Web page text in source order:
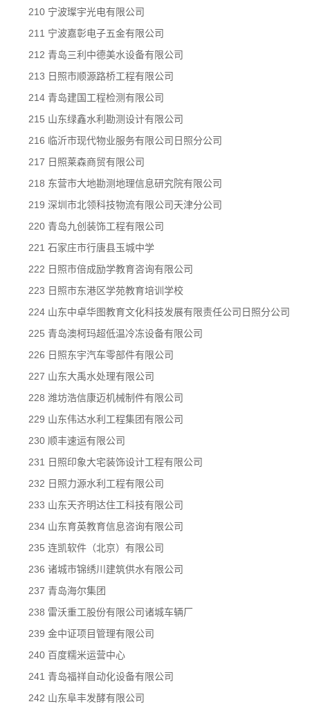
210 宁波璨宇光电有限公司
211 宁波嘉彰电子五金有限公司
212 青岛三利中德美水设备有限公司
213 日照市顺源路桥工程有限公司
214 青岛建国工程检测有限公司
215 山东绿鑫水利勘测设计有限公司
216 临沂市现代物业服务有限公司日照分公司
217 日照莱森商贸有限公司
218 东营市大地勘测地理信息研究院有限公司
219 深圳市北领科技物流有限公司天津分公司
220 青岛九创装饰工程有限公司
221 石家庄市行唐县玉城中学
222 日照市倍成励学教育咨询有限公司
223 日照市东港区学苑教育培训学校
224 山东中卓华图教育文化科技发展有限责任公司日照分公司
225 青岛澳柯玛超低温冷冻设备有限公司
226 日照东宇汽车零部件有限公司
227 山东大禹水处理有限公司
228 潍坊浩信康迈机械制件有限公司
229 山东伟达水利工程集团有限公司
230 顺丰速运有限公司
231 日照印象大宅装饰设计工程有限公司
232 日照力源水利工程有限公司
233 山东天齐明达住工科技有限公司
234 山东育英教育信息咨询有限公司
235 连凯软件（北京）有限公司
236 诸城市锦绣川建筑供水有限公司
237 青岛海尔集团
238 雷沃重工股份有限公司诸城车辆厂
239 金中证项目管理有限公司
240 百度糯米运营中心
241 青岛福祥自动化设备有限公司
242 山东阜丰发酵有限公司